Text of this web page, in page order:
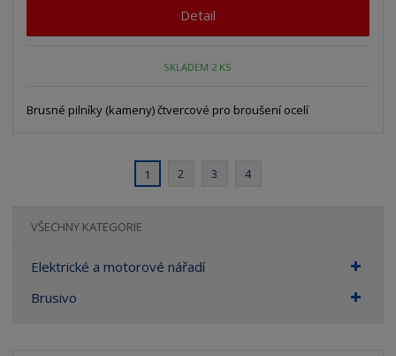
Detail
SKLADEM 2 KS
Brusné pilníky (kameny) čtvercové pro broušení ocelí
1 2 3 4
VŠECHNY KATEGORIE
Elektrické a motorové nářadí
Brusivo